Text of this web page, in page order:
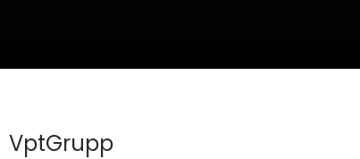
VptGrupp